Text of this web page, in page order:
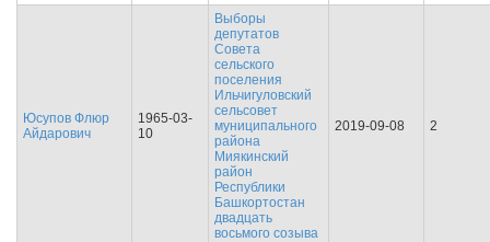
Юсупов Флюр
Айдарович
1965-03-
10
Выборы
депутатов
Совета
сельского
поселения
Ильчигуловский
сельсовет
муниципального
района
Миякинский
район
Республики
Башкортостан
двадцать
восьмого созыва
2019-09-08 2